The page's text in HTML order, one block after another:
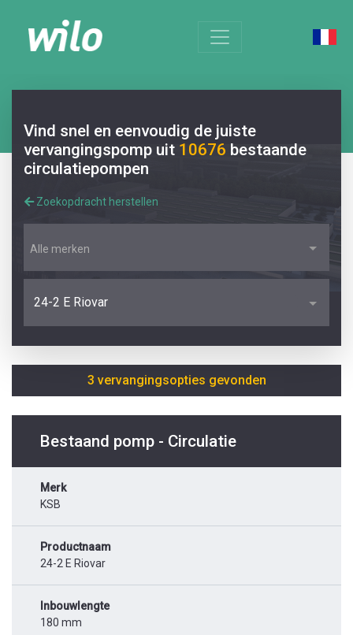
Vind snel en eenvoudig de juiste
vervangingspomp uit 10676 bestaande
circulatiepompen
Zoekopdracht herstellen
Alle merken
24-2 E Riovar
3 vervangingsopties gevonden
Bestaand pomp - Circulatie
Merk
KSB
Productnaam
24-2 E Riovar
Inbouwlengte
180 mm